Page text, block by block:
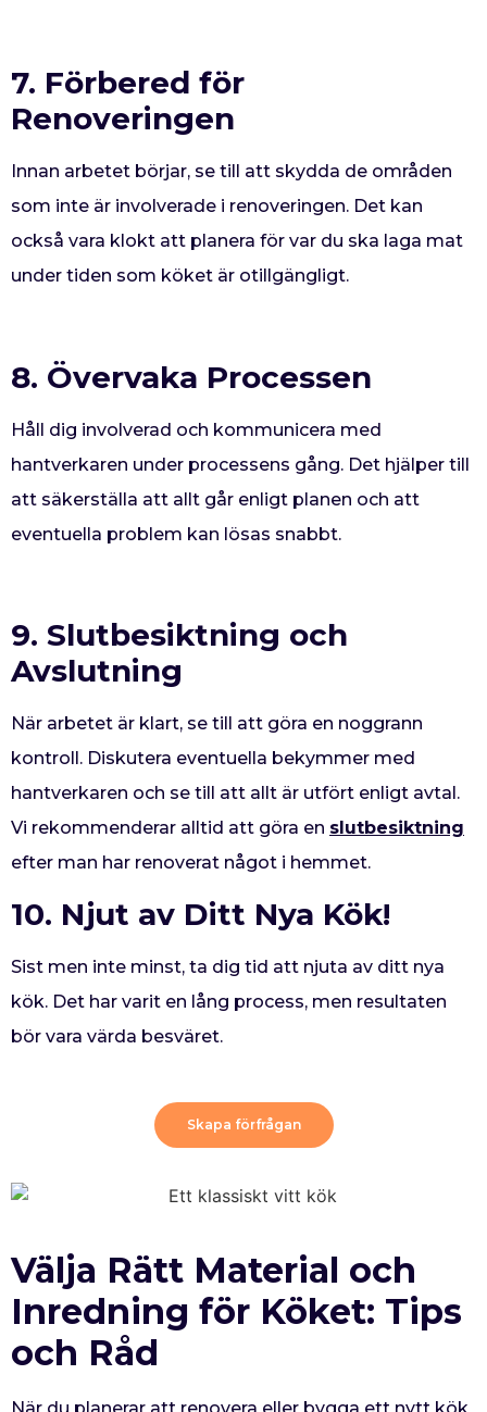
7. Förbered för
Renoveringen
Innan arbetet börjar, se till att skydda de områden
som inte är involverade i renoveringen. Det kan
också vara klokt att planera för var du ska laga mat
under tiden som köket är otillgängligt.
8. Övervaka Processen
Håll dig involverad och kommunicera med
hantverkaren under processens gång. Det hjälper till
att säkerställa att allt går enligt planen och att
eventuella problem kan lösas snabbt.
9. Slutbesiktning och
Avslutning
När arbetet är klart, se till att göra en noggrann
kontroll. Diskutera eventuella bekymmer med
hantverkaren och se till att allt är utfört enligt avtal.
Vi rekommenderar alltid att göra en slutbesiktning
efter man har renoverat något i hemmet.
10. Njut av Ditt Nya Kök!
Sist men inte minst, ta dig tid att njuta av ditt nya
kök. Det har varit en lång process, men resultaten
bör vara värda besväret.
Skapa förfrågan
Välja Rätt Material och
Inredning för Köket: Tips
och Råd